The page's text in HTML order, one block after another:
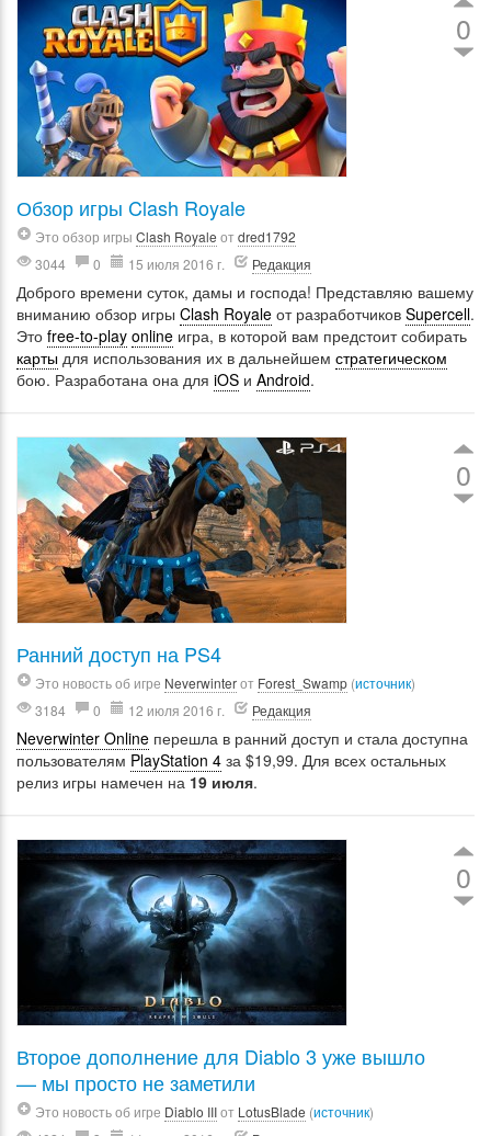
0
Обзор игры Clash Royale
Это обзор игры Clash Royale отdred1792
3044
0 15 июля 2016 г. Редакция
Доброго времени суток, дамы и господа! Представляю вашему
вниманию обзор игры Clash Royale от разработчиков Supercell.
Это free-to-play online игра, в которой вам предстоит собирать
карты для использования их в дальнейшем стратегическом
бою. Разработана она для iOS и Android.
0
Ранний доступ на PS4
Это новость об игре Neverwinterот Forest_Swamp (источник)
3184
0 12 июля 2016 г. Редакция
Neverwinter Online перешла в ранний доступ и стала доступна
пользователям PlayStation 4 за $19,99. Для всех остальных
релиз игры намечен на 19 июля.
0
Второе дополнение для Diablo 3 уже вышло
— мы просто не заметили
Это новость об игре Diablo IIIот LotusBlade (источник)